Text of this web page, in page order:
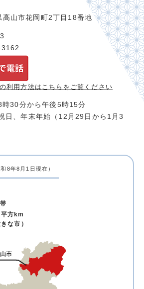
山市花岡町2丁目18番地
利用方法は こちらをご覧ください
30分から午後5時15分
日、年末年始（12月29日から1月3
和8年8月1日現在）
平方km
な市）